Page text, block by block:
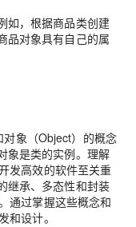
如，根据商品类创建
品对象具有自己的属
象（Object）的概念
象是类的实例。理解
发高效的软件至关重
继承、多态性和封装
通过掌握这些概念和
和设计。